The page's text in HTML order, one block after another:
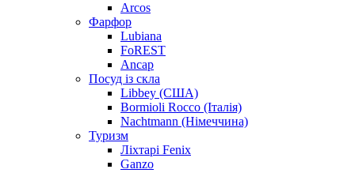
Arcos
Фарфор
Lubiana
FoREST
Ancap
Посуд із скла
Libbey (США)
Bormioli Rocco (Італія)
Nachtmann (Німеччина)
Туризм
Ліхтарі Fenix
Ganzo